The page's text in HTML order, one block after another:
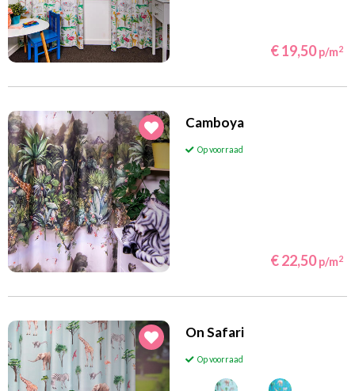
€ 19,50 p/m2
Camboya
Op voorraad
€ 22,50 p/m2
On Safari
Op voorraad